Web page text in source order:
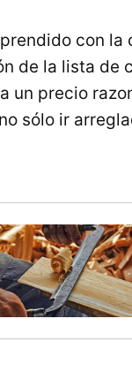
con
de la lista de
un precio
sólo ir